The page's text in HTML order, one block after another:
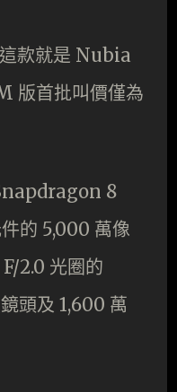
款就是 Nubia
版首批叫價僅為
8
的 5,000 萬像
2.0 光圈的
頭及 1,600 萬